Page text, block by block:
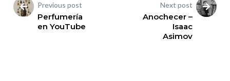
Previous post
Perfumería
en YouTube
Next post
Anochecer –
Isaac
Asimov